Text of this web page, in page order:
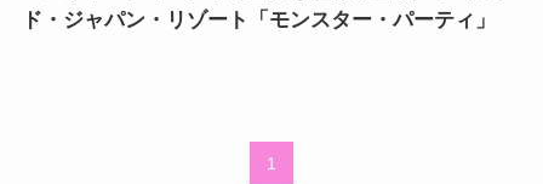
ド・ジャパン・リゾート「モンスター・パーティ」
1